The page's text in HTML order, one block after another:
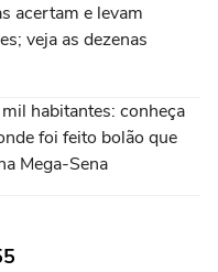
acertam e levam
veja as dezenas
habitantes: conheça
foi feito bolão que
Mega-Sena